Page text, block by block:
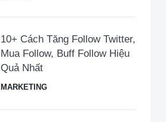
10+ Cách Tăng Follow Twitter,
Mua Follow, Buff Follow Hiệu
Quả Nhất
MARKETING